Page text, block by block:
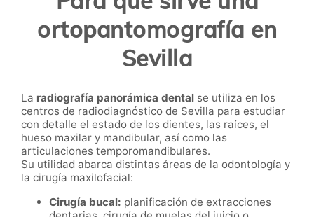
ortopantomografía en
Sevilla
La radiografía panorámica dental se utiliza en los
centros de radiodiagnóstico de Sevilla para estudiar
con detalle el estado de los dientes, las raíces, el
hueso maxilar y mandibular, así como las
articulaciones temporomandibulares.
Su utilidad abarca distintas áreas de la odontología y
la cirugía maxilofacial:
Cirugía bucal: planificación de extracciones